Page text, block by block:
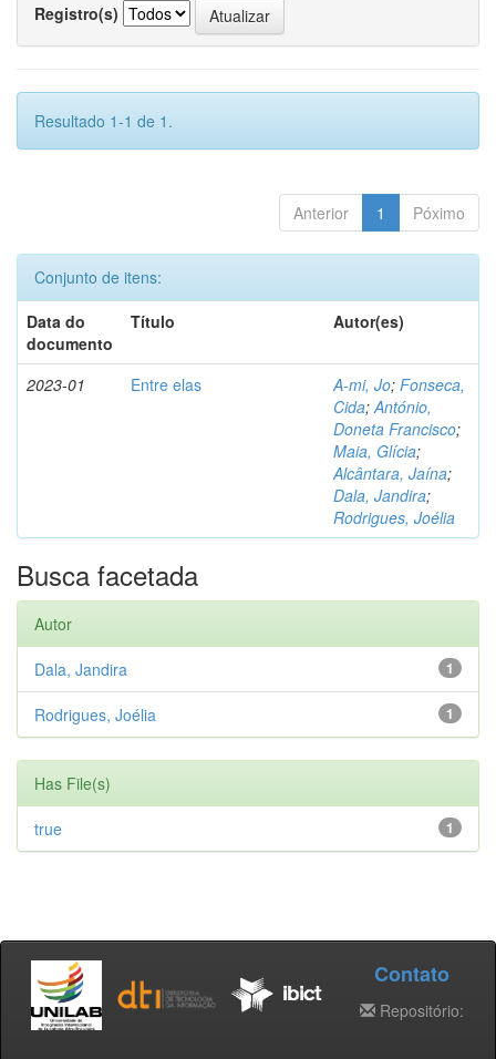
Registro(s)
Resultado 1-1 de 1.
Anterior 1 Póximo
Conjunto de itens:
Data do
documento
Título Autor(es)
2023-01 Entre elas A-mi, Jo; Fonseca,
Cida;António,
Doneta Francisco;
Maia, Glícia;
Alcântara, Jaína;
Dala, Jandira;
Rodrigues, Joélia
Busca facetada
Autor
1
Dala, Jandira
1
Rodrigues, Joélia
Has File(s)
1
true
Contato
Repositório: